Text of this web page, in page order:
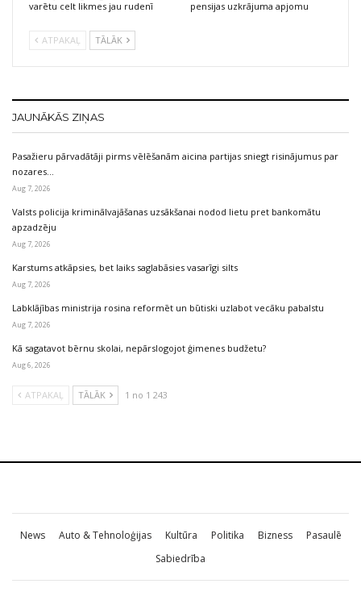
varētu celt likmes jau rudenī
pensijas uzkrājuma apjomu
ATPAKAĻ TĀLĀK
JAUNĀKĀS ZIŅAS
Pasažieru pārvadātāji pirms vēlēšanām aicina partijas sniegt risinājumus par
nozares…
Aug 7, 2026
Valsts policija kriminālvajāšanas uzsākšanai nodod lietu pret bankomātu
apzadzēju
Aug 7, 2026
Karstums atkāpsies, bet laiks saglabāsies vasarīgi silts
Aug 7, 2026
Labklājības ministrija rosina reformēt un būtiski uzlabot vecāku pabalstu
Aug 7, 2026
Kā sagatavot bērnu skolai, nepārslogojot ģimenes budžetu?
Aug 6, 2026
ATPAKAĻ TĀLĀK 1 no 1 243
News Auto & Tehnoloģijas Kultūra Politika Bizness
Pasaulē
Sabiedrība